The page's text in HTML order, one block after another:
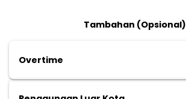
Tambahan (Opsional)
Overtime